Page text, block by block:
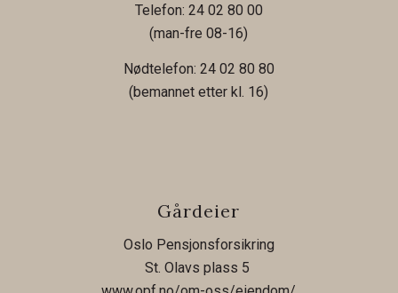
Telefon: 24 02 80 00
(man-fre 08-16)
Nødtelefon: 24 02 80 80
(bemannet etter kl. 16)
Gårdeier
Oslo Pensjonsforsikring
St. Olavs plass 5